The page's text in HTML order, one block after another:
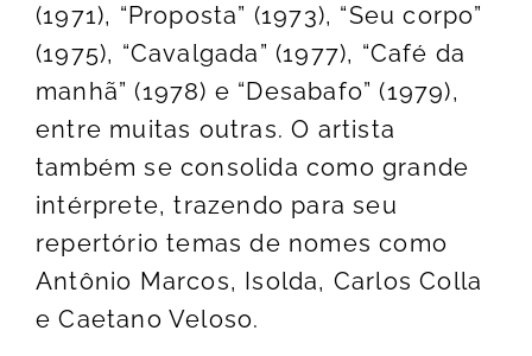
(1971), “Proposta” (1973), “Seu corpo”
(1975), “Cavalgada” (1977), “Café da
manhã” (1978) e “Desabafo” (1979),
entre muitas outras. O artista
também se consolida como grande
intérprete, trazendo para seu
repertório temas de nomes como
Antônio Marcos, Isolda, Carlos Colla
e Caetano Veloso.